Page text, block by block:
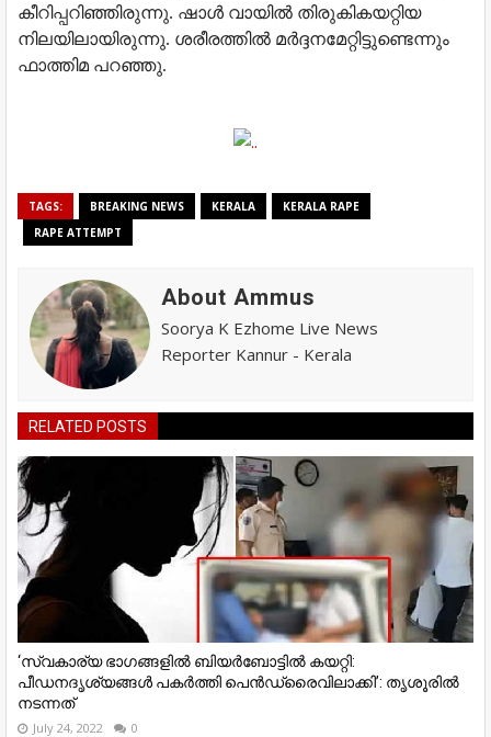
കീറിപ്പറിഞ്ഞിരുന്നു. ഷാള്‍ വായില്‍ തിരുകികയറ്റിയ
നിലയിലായിരുന്നു. ശരീരത്തില്‍ മര്‍ദ്ദനമേറ്റിട്ടുണ്ടെന്നും
ഫാത്തിമ പറഞ്ഞു.
TAGS: BREAKING NEWS KERALA
KERALA RAPE
RAPE ATTEMPT
About Ammus
Soorya K Ezhome Live News
Reporter Kannur - Kerala
RELATED POSTS
‘സ്വകാര്യ ഭാഗങ്ങളിൽ ബിയർബോട്ടിൽ കയറ്റി:
പീഡനദൃശ്യങ്ങൾ പകർത്തി പെൻഡ്രൈവിലാക്കി’: തൃശൂരിൽ
നടന്നത്
July 24, 2022 0